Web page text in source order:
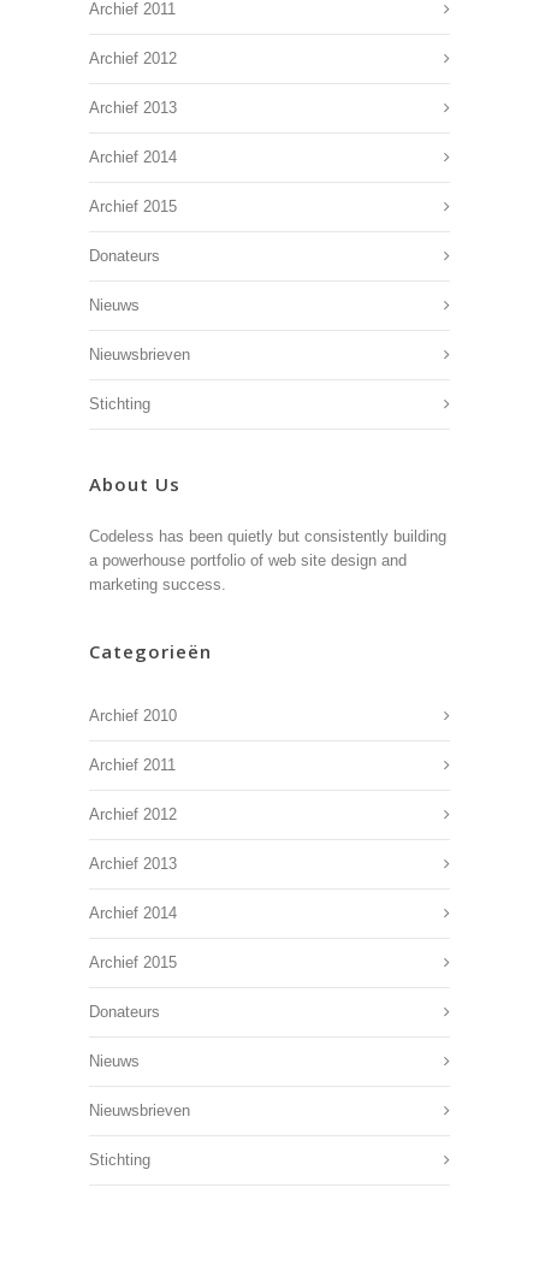
Archief 2011
Archief 2012
Archief 2013
Archief 2014
Archief 2015
Donateurs
Nieuws
Nieuwsbrieven
Stichting
About Us
Codeless has been quietly but consistently building
a powerhouse portfolio of web site design and
marketing success.
Categorieën
Archief 2010
Archief 2011
Archief 2012
Archief 2013
Archief 2014
Archief 2015
Donateurs
Nieuws
Nieuwsbrieven
Stichting